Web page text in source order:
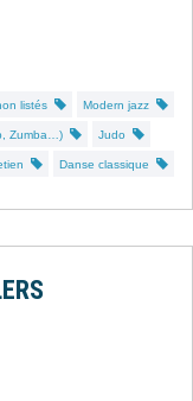
listés Modern jazz
Zumba…) Judo
Danse classique